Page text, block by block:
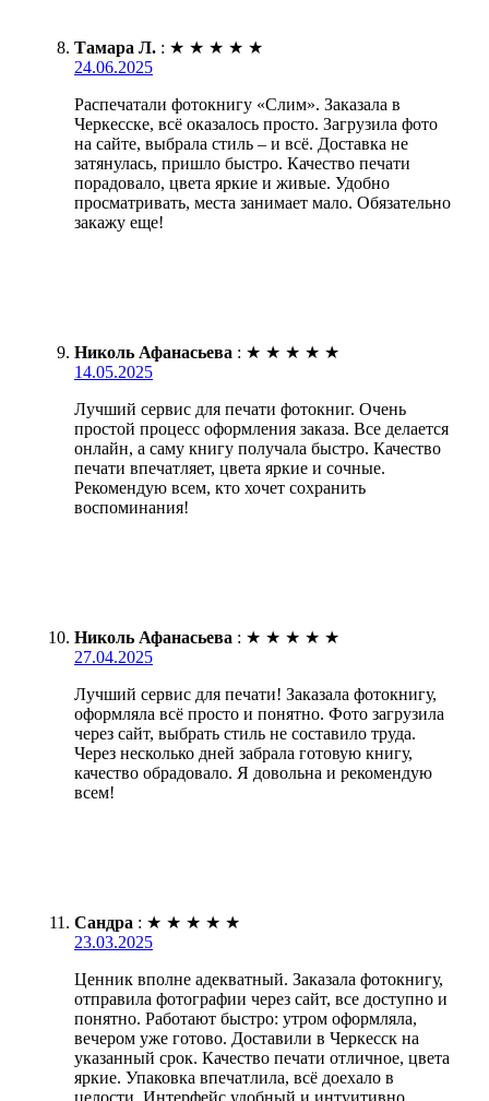
Тамара Л. : ★ ★ ★ ★ ★
24.06.2025
Распечатали фотокнигу «Слим». Заказала в
Черкесске, всё оказалось просто. Загрузила фото
на сайте, выбрала стиль – и всё. Доставка не
затянулась, пришло быстро. Качество печати
порадовало, цвета яркие и живые. Удобно
просматривать, места занимает мало. Обязательно
закажу еще!
Николь Афанасьева : ★ ★ ★ ★ ★
14.05.2025
Лучший сервис для печати фотокниг. Очень
простой процесс оформления заказа. Все делается
онлайн, а саму книгу получала быстро. Качество
печати впечатляет, цвета яркие и сочные.
Рекомендую всем, кто хочет сохранить
воспоминания!
Николь Афанасьева : ★ ★ ★ ★ ★
27.04.2025
Лучший сервис для печати! Заказала фотокнигу,
оформляла всё просто и понятно. Фото загрузила
через сайт, выбрать стиль не составило труда.
Через несколько дней забрала готовую книгу,
качество обрадовало. Я довольна и рекомендую
всем!
Сандра : ★ ★ ★ ★ ★
23.03.2025
Ценник вполне адекватный. Заказала фотокнигу,
отправила фотографии через сайт, все доступно и
понятно. Работают быстро: утром оформляла,
вечером уже готово. Доставили в Черкесск на
указанный срок. Качество печати отличное, цвета
яркие. Упаковка впечатлила, всё доехало в